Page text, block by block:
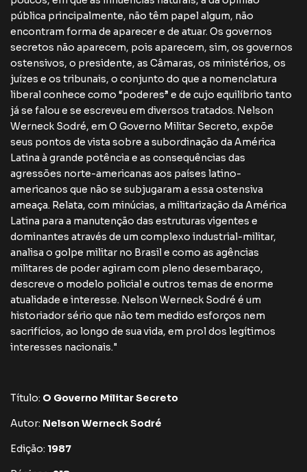
pública principalmente, não têm papel algum, não
encontram forma de aparecer e de atuar. Os governos
secretos não aparecem, pois aparecem, sim, os governos
ostensivos, o presidente, as Câmaras, os ministérios, os
juízes e os tribunais, o conjunto do que a nomenclatura
liberal conhece como “poderes” e de cujo equilíbrio tanto
já se falou e se escreveu em diversos tratados. Nelson
Werneck Sodré, em O Governo Militar Secreto, expõe
seus pontos de vista sobre a subordinação da América
Latina à grande potência e as consequências das
agressões norte-americanas aos países latino-
americanos que não se subjugaram a essa ostensiva
ameaça. Relata, com minúcias, a militarização da América
Latina para a manutenção das estruturas vigentes e
dominantes através de um complexo industrial-militar,
analisa o golpe militar no Brasil e como as agências
militares de poder agiram com pleno desembaraço,
descreve o modelo policial e outros temas de enorme
atualidade e interesse. Nelson Werneck Sodré é um
historiador sério que não tem medido esforços nem
sacrifícios, ao longo de sua vida, em prol dos legítimos
interesses nacionais."
Título: O Governo Militar Secreto
Autor: Nelson Werneck Sodré
Edição: 1987